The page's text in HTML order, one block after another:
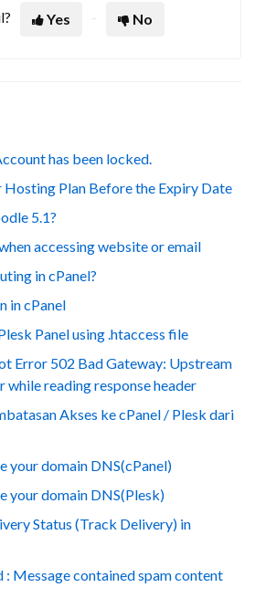
Yes No
has been locked.
Hosting Plan Before the Expiry Date
5.1?
accessing website or email
in cPanel?
in cPanel
Panel using .htaccess file
Error 502 Bad Gateway: Upstream
while reading response header
Akses ke cPanel / Plesk dari
your domain DNS(cPanel)
your domain DNS(Plesk)
Status (Track Delivery) in
Message contained spam content